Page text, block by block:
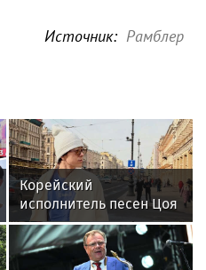
Источник: Рамблер
Корейский
исполнитель песен Цоя
Сон Вон Соп захотел
пожить в Нижнем
Новгороде